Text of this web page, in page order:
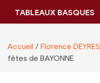
TABLEAUX BASQUES
Accueil / Florence DEYRES
fêtes de BAYONNE